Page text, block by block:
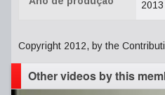
2013
Copyright 2012, by the
Other videos by this